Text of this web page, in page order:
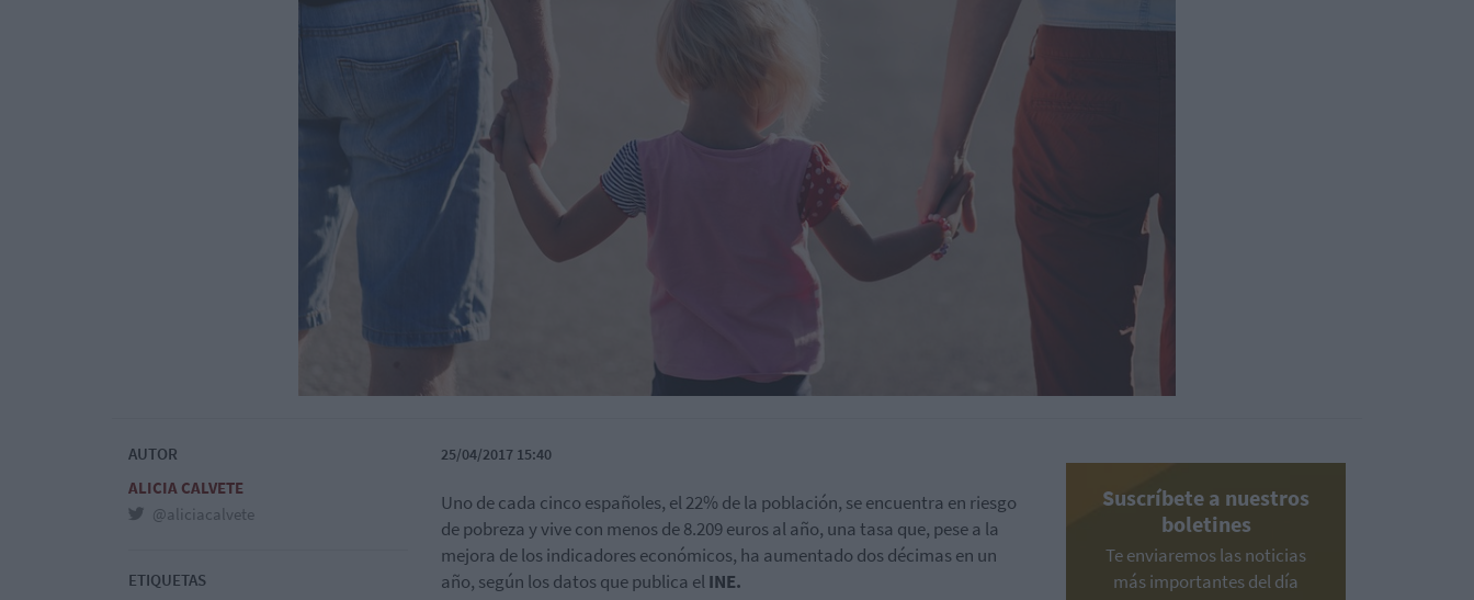
AUTOR
ALICIA CALVETE
@aliciacalvete
ETIQUETAS
25/04/2017 15:40
Uno de cada cinco españoles, el 22% de la población, se encuentra en riesgo
de pobreza y vive con menos de 8.209 euros al año, una tasa que, pese a la
mejora de los indicadores económicos, ha aumentado dos décimas en un
año, según los datos que publica elINE.
Suscríbete a nuestros
boletines
Te enviaremos las noticias
más importantes del día